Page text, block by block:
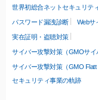
世界初総合ネットセキュリテ
パスワード漏洩診断 Webサ
実在証明・盗聴対策
サイバー攻撃対策（GMOサイ
サイバー攻撃対策（GMO Flatt
セキュリティ事業の軌跡